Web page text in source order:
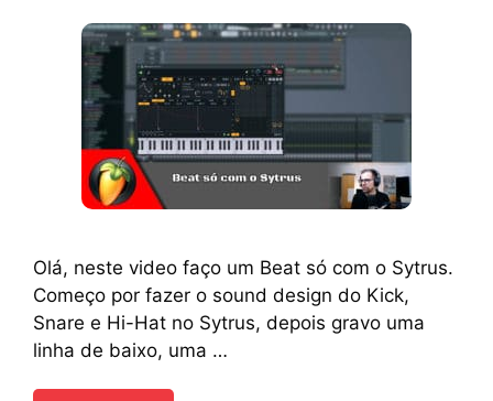
Olá, neste video faço um Beat só com o Sytrus.
Começo por fazer o sound design do Kick,
Snare e Hi-Hat no Sytrus, depois gravo uma
linha de baixo, uma …